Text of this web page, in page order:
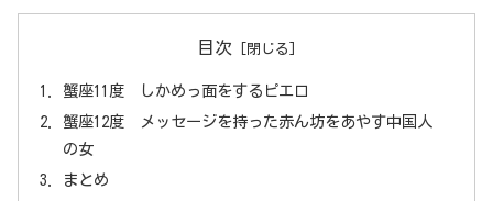
目次
蟹座11度 しかめっ面をするピエロ
蟹座12度 メッセージを持った赤ん坊をあやす中国人
の女
まとめ